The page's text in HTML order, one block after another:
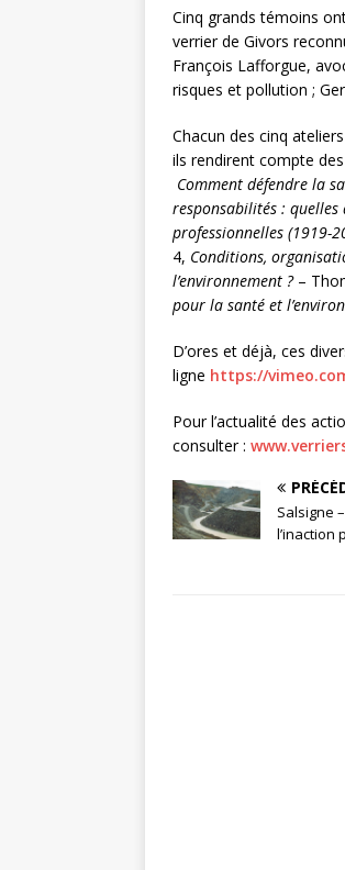
Cinq grands témoins
verrier de Givors
François Lafforgue,
risques et pollution ;
Chacun des cinq
ils rendirent compte
Comment défendre la
responsabilités : quelles
professionnelles (1919-
4, Conditions,
l’environnement ?–
pour la santé et
D’ores et déjà, ces
ligne https://
Pour l’actualité des
consulter :
Salsigne
l’inaction